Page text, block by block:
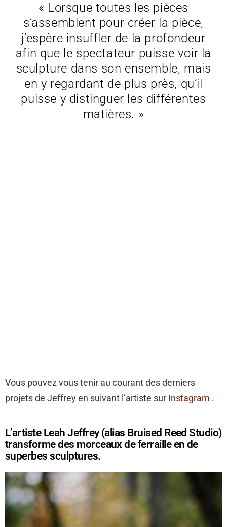
« Lorsque toutes les pièces
s’assemblent pour créer la pièce,
j’espère insuffler de la profondeur
afin que le spectateur puisse voir la
sculpture dans son ensemble, mais
en y regardant de plus près, qu’il
puisse y distinguer les différentes
matières. »
Vous pouvez vous tenir au courant des derniers
projets de Jeffrey en suivant l’artiste sur Instagram .
L’artiste Leah Jeffrey (alias Bruised Reed Studio)
transforme des morceaux de ferraille en de
superbes sculptures.